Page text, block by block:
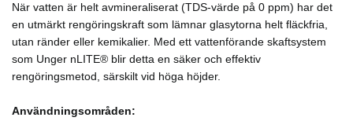
När vatten är helt avmineraliserat (TDS-värde på 0 ppm) har det
en utmärkt rengöringskraft som lämnar glasytorna helt fläckfria,
utan ränder eller kemikalier. Med ett vattenförande skaftsystem
som Unger nLITE® blir detta en säker och effektiv
rengöringsmetod, särskilt vid höga höjder.
Användningsområden: